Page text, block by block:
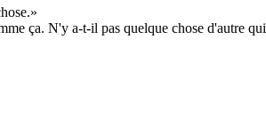
ça. N'y a-t-il pas quelque chose d'autre